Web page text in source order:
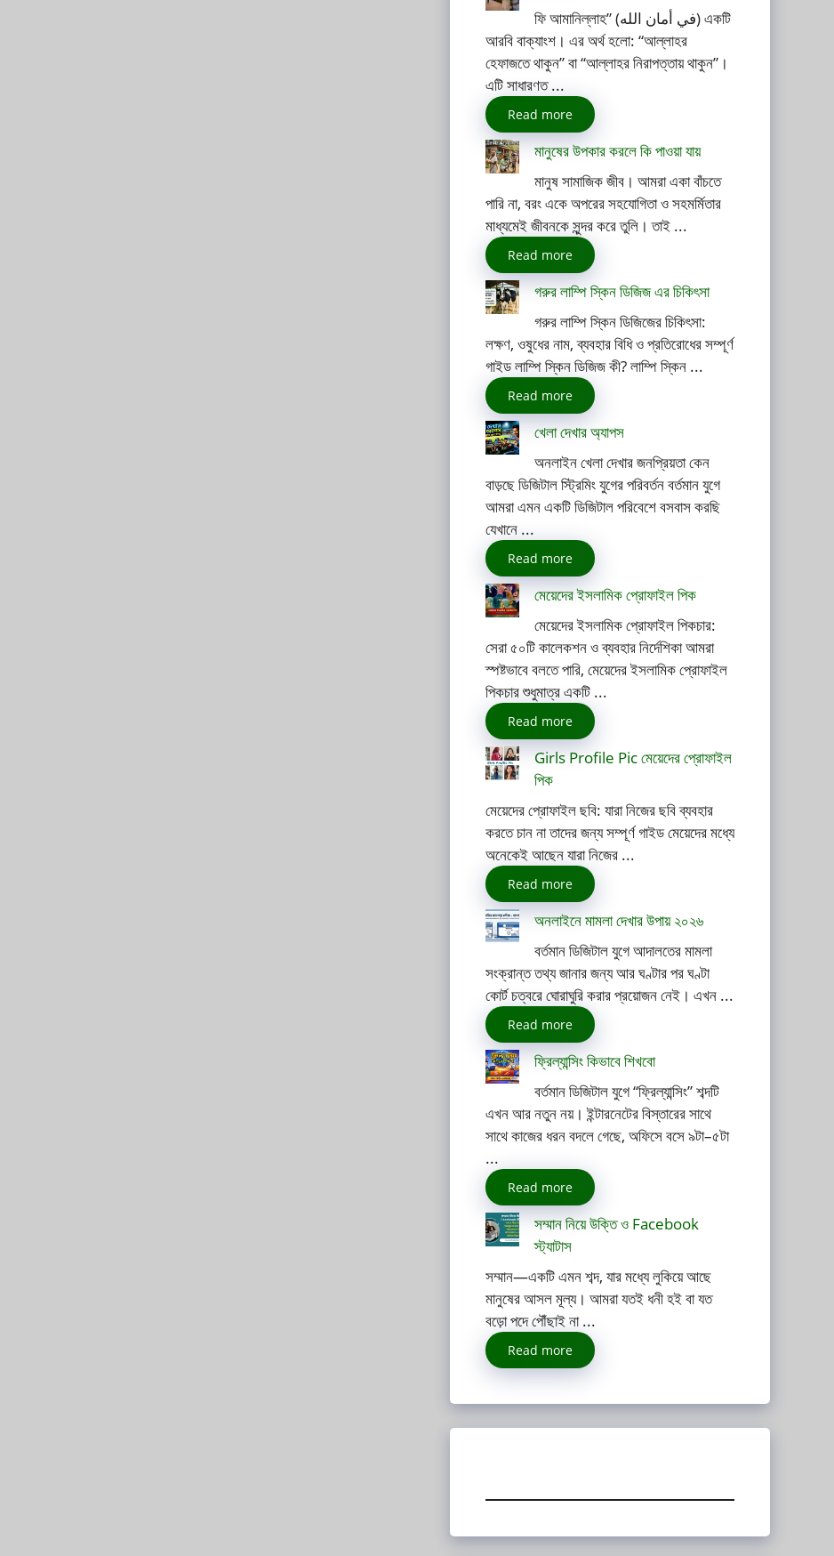
ফি আমানিল্লাহ” (في أمان الله) একটি
আরবি বাক্যাংশ। এর অর্থ হলো: “আল্লাহর
হেফাজতে থাকুন” বা “আল্লাহর নিরাপত্তায় থাকুন”।
এটি সাধারণত ...
Read more
মানুষের উপকার করলে কি পাওয়া যায়
মানুষ সামাজিক জীব। আমরা একা বাঁচতে
পারি না, বরং একে অপরের সহযোগিতা ও সহমর্মিতার
মাধ্যমেই জীবনকে সুন্দর করে তুলি। তাই ...
Read more
গরুর লাম্পি স্কিন ডিজিজ এর চিকিৎসা
গরুর লাম্পি স্কিন ডিজিজের চিকিৎসা:
লক্ষণ, ওষুধের নাম, ব্যবহার বিধি ও প্রতিরোধের সম্পূর্ণ
গাইড লাম্পি স্কিন ডিজিজ কী? লাম্পি স্কিন ...
Read more
খেলা দেখার অ্যাপস
অনলাইন খেলা দেখার জনপ্রিয়তা কেন
বাড়ছে ডিজিটাল স্ট্রিমিং যুগের পরিবর্তন বর্তমান যুগে
আমরা এমন একটি ডিজিটাল পরিবেশে বসবাস করছি
যেখানে ...
Read more
মেয়েদের ইসলামিক প্রোফাইল পিক
মেয়েদের ইসলামিক প্রোফাইল পিকচার:
সেরা ৫০টি কালেকশন ও ব্যবহার নির্দেশিকা আমরা
স্পষ্টভাবে বলতে পারি, মেয়েদের ইসলামিক প্রোফাইল
পিকচার শুধুমাত্র একটি ...
Read more
Girls Profile Pic মেয়েদের প্রোফাইল
পিক
মেয়েদের প্রোফাইল ছবি: যারা নিজের ছবি ব্যবহার
করতে চান না তাদের জন্য সম্পূর্ণ গাইড মেয়েদের মধ্যে
অনেকেই আছেন যারা নিজের ...
Read more
অনলাইনে মামলা দেখার উপায় ২০২৬
বর্তমান ডিজিটাল যুগে আদালতের মামলা
সংক্রান্ত তথ্য জানার জন্য আর ঘণ্টার পর ঘণ্টা
কোর্ট চত্বরে ঘোরাঘুরি করার প্রয়োজন নেই। এখন ...
Read more
ফ্রিল্যান্সিং কিভাবে শিখবো
বর্তমান ডিজিটাল যুগে “ফ্রিল্যান্সিং” শব্দটি
এখন আর নতুন নয়। ইন্টারনেটের বিস্তারের সাথে
সাথে কাজের ধরন বদলে গেছে, অফিসে বসে ৯টা–৫টা
...
Read more
সম্মান নিয়ে উক্তি ও Facebook
স্ট্যাটাস
সম্মান—একটি এমন শব্দ, যার মধ্যে লুকিয়ে আছে
মানুষের আসল মূল্য। আমরা যতই ধনী হই বা যত
বড়ো পদে পৌঁছাই না ...
Read more